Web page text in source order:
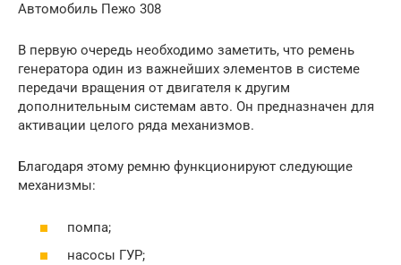
Автомобиль Пежо 308
В первую очередь необходимо заметить, что ремень
генератора один из важнейших элементов в системе
передачи вращения от двигателя к другим
дополнительным системам авто. Он предназначен для
активации целого ряда механизмов.
Благодаря этому ремню функционируют следующие
механизмы:
помпа;
насосы ГУР;